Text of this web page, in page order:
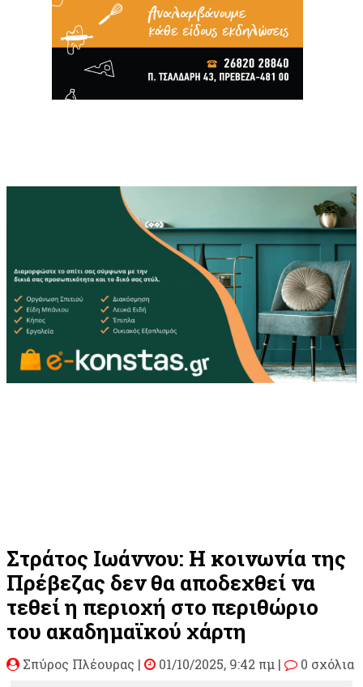
Στράτος Ιωάννου: H κοινωνία της
Πρέβεζας δεν θα αποδεχθεί να
τεθεί η περιοχή στο περιθώριο
του ακαδημαϊκού χάρτη
Σπύρος Πλέουρας | 01/10/2025, 9:42 πμ |
0 σχόλια